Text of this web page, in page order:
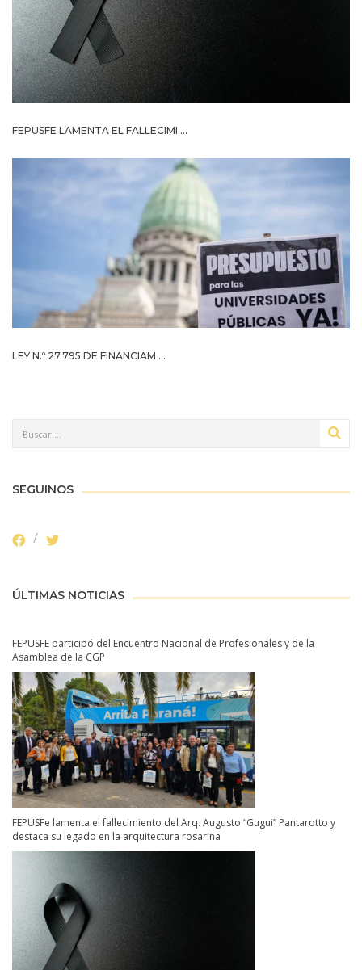
FEPUSFE LAMENTA EL FALLECIMI ...
LEY N.º 27.795 DE FINANCIAM ...
SEGUINOS
ÚLTIMAS NOTICIAS
FEPUSFE participó del Encuentro Nacional de Profesionales y de la
Asamblea de la CGP
FEPUSFe lamenta el fallecimiento del Arq. Augusto “Gugui” Pantarotto y
destaca su legado en la arquitectura rosarina